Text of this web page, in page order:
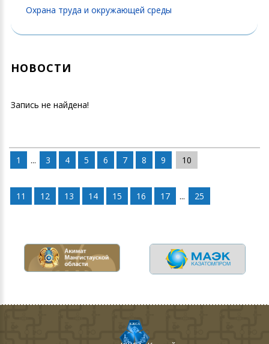
Охрана труда и окружающей среды
НОВОСТИ
Запись не найдена!
1 ... 3 4 5 6 7 8 9 10
11 12 13 14 15 16 17 ... 25